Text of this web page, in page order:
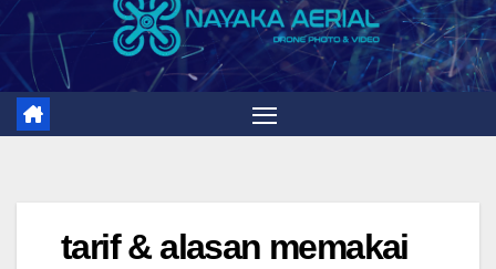
tarif & alasan memakai